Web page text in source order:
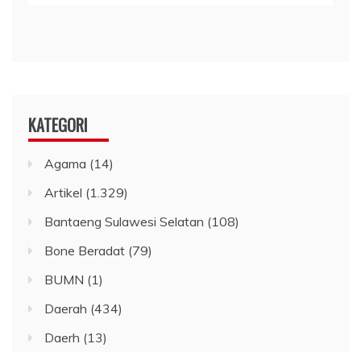
KATEGORI
Agama (14)
Artikel (1.329)
Bantaeng Sulawesi Selatan (108)
Bone Beradat (79)
BUMN (1)
Daerah (434)
Daerh (13)